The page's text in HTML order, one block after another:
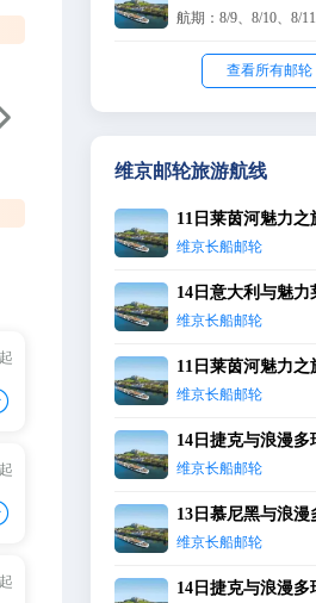
航期：8/9、8/10、8/11
查看所有邮轮
维京邮轮旅游航线
维京长船邮轮
维京长船邮轮
维京长船邮轮
维京长船邮轮
维京长船邮轮